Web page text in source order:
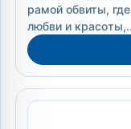
рамой обвиты,
любви и